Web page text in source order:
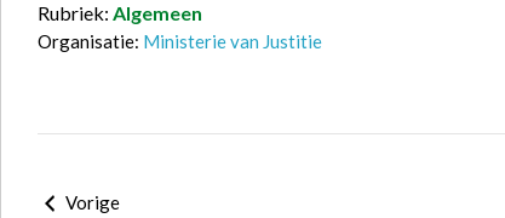
Rubriek: Algemeen
Organisatie: Ministerie van Justitie
Vorige